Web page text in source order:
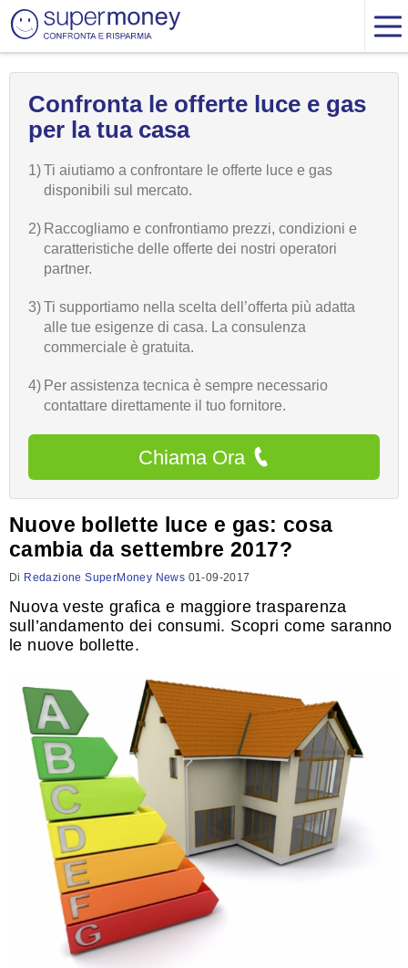
Confronta le offerte luce e gas
per la tua casa
1)Ti aiutiamo a confrontare le offerte luce e gas
disponibili sul mercato.
2) Raccogliamo e confrontiamo prezzi, condizioni e
caratteristiche delle offerte dei nostri operatori
partner.
3)Ti supportiamo nella scelta dell’offerta più adatta
alle tue esigenze di casa. La consulenza
commerciale è gratuita.
4) Per assistenza tecnica è sempre necessario
contattare direttamente il tuo fornitore.
Chiama Ora
Nuove bollette luce e gas: cosa
cambia da settembre 2017?
Di Redazione SuperMoney News 01-09-2017
Nuova veste grafica e maggiore trasparenza
sull’andamento dei consumi. Scopri come saranno
le nuove bollette.